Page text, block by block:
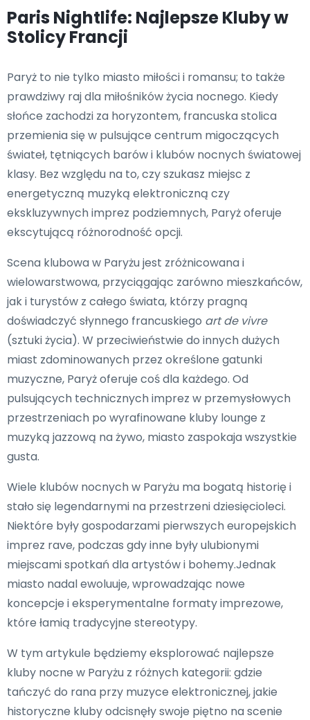
Paris Nightlife: Najlepsze Kluby w
Stolicy Francji
Paryż to nie tylko miasto miłości i romansu; to także
prawdziwy raj dla miłośników życia nocnego. Kiedy
słońce zachodzi za horyzontem, francuska stolica
przemienia się w pulsujące centrum migoczących
świateł, tętniących barów i klubów nocnych światowej
klasy. Bez względu na to, czy szukasz miejsc z
energetyczną muzyką elektroniczną czy
ekskluzywnych imprez podziemnych, Paryż oferuje
ekscytującą różnorodność opcji.
Scena klubowa w Paryżu jest zróżnicowana i
wielowarstwowa, przyciągając zarówno mieszkańców,
jak i turystów z całego świata, którzy pragną
doświadczyć słynnego francuskiego art de vivre
(sztuki życia). W przeciwieństwie do innych dużych
miast zdominowanych przez określone gatunki
muzyczne, Paryż oferuje coś dla każdego. Od
pulsujących technicznych imprez w przemysłowych
przestrzeniach po wyrafinowane kluby lounge z
muzyką jazzową na żywo, miasto zaspokaja wszystkie
gusta.
Wiele klubów nocnych w Paryżu ma bogatą historię i
stało się legendarnymi na przestrzeni dziesięcioleci.
Niektóre były gospodarzami pierwszych europejskich
imprez rave, podczas gdy inne były ulubionymi
miejscami spotkań dla artystów i bohemy.Jednak
miasto nadal ewoluuje, wprowadzając nowe
koncepcje i eksperymentalne formaty imprezowe,
które łamią tradycyjne stereotypy.
W tym artykule będziemy eksplorować najlepsze
kluby nocne w Paryżu z różnych kategorii: gdzie
tańczyć do rana przy muzyce elektronicznej, jakie
historyczne kluby odcisnęły swoje piętno na scenie